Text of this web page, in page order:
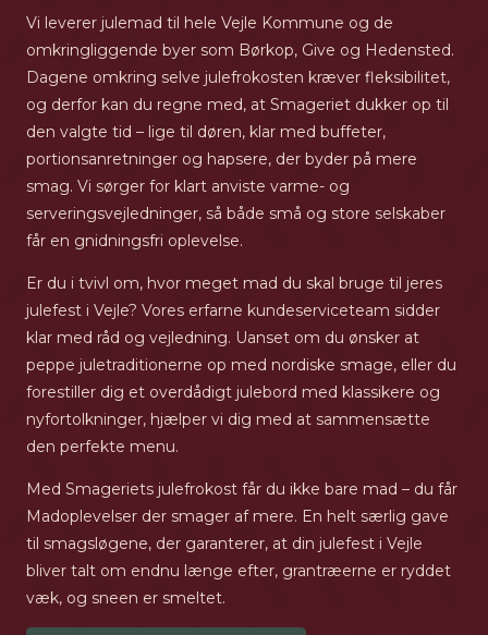
Vi leverer julemad til hele Vejle Kommune og de
omkringliggende byer som Børkop, Give og Hedensted.
Dagene omkring selve julefrokosten kræver fleksibilitet,
og derfor kan du regne med, at Smageriet dukker op til
den valgte tid – lige til døren, klar med buffeter,
portionsanretninger og hapsere, der byder på mere
smag. Vi sørger for klart anviste varme- og
serveringsvejledninger, så både små og store selskaber
får en gnidningsfri oplevelse.
Er du i tvivl om, hvor meget mad du skal bruge til jeres
julefest i Vejle? Vores erfarne kundeserviceteam sidder
klar med råd og vejledning. Uanset om du ønsker at
peppe juletraditionerne op med nordiske smage, eller du
forestiller dig et overdådigt julebord med klassikere og
nyfortolkninger, hjælper vi dig med at sammensætte
den perfekte menu.
Med Smageriets julefrokost får du ikke bare mad – du får
Madoplevelser der smager af mere. En helt særlig gave
til smagsløgene, der garanterer, at din julefest i Vejle
bliver talt om endnu længe efter, grantræerne er ryddet
væk, og sneen er smeltet.